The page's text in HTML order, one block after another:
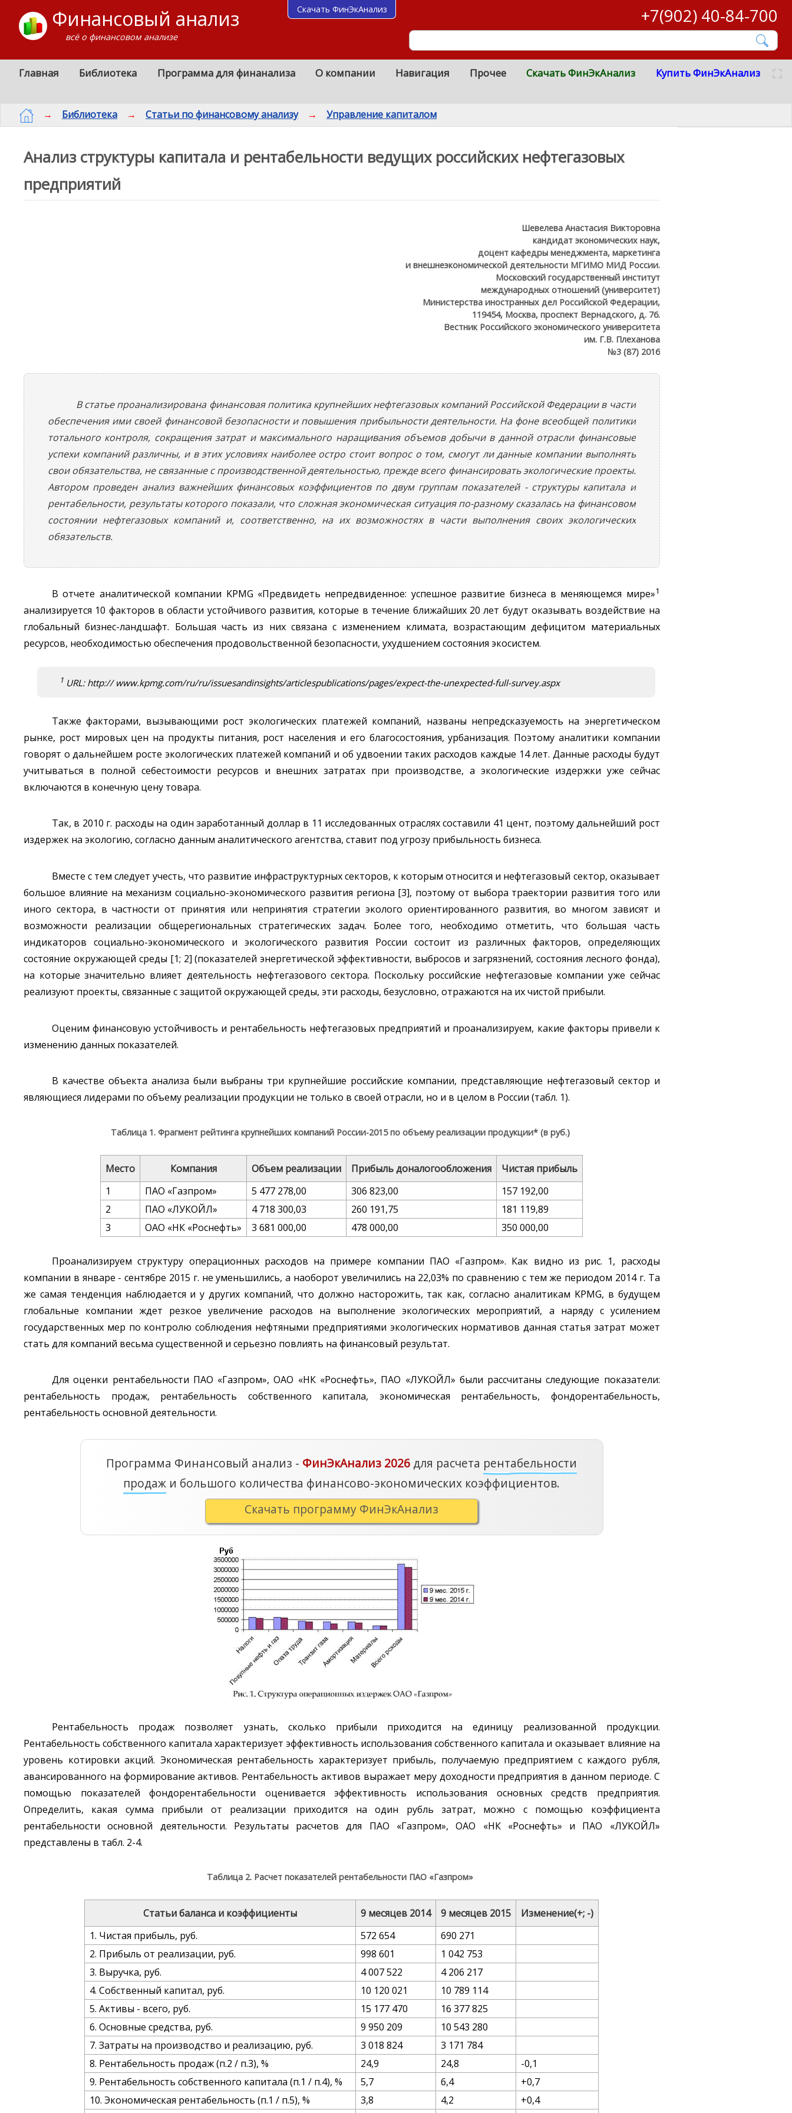
Финансовый анализ
всё о финансовом анализе
+7(902) 40-84-700
Главная Библиотека Программа для финанализа О компании Навигация Прочее Скачать ФинЭкАнализ Купить ФинЭкАнализ
→ Библиотека → Статьи по финансовому анализу → Управление капиталом
Анализ структуры капитала и рентабельности ведущих российских нефтегазовых
предприятий
Шевелева Анастасия Викторовна
кандидат экономических наук,
доцент кафедры менеджмента, маркетинга
и внешнеэкономической деятельности МГИМО МИД России.
Московский государственный институт
международных отношений (университет)
Министерства иностранных дел Российской Федерации,
119454, Москва, проспект Вернадского, д. 76.
Вестник Российского экономического университета
им. Г.В. Плеханова
№3 (87) 2016
В статье проанализирована финансовая политика крупнейших нефтегазовых компаний Российской Федерации в части
обеспечения ими своей финансовой безопасности и повышения прибыльности деятельности. На фоне всеобщей политики
тотального контроля, сокращения затрат и максимального наращивания объемов добычи в данной отрасли финансовые
успехи компаний различны, и в этих условиях наиболее остро стоит вопрос о том, смогут ли данные компании выполнять
свои обязательства, не связанные с производственной деятельностью, прежде всего финансировать экологические проекты.
Автором проведен анализ важнейших финансовых коэффициентов по двум группам показателей - структуры капитала и
рентабельности, результаты которого показали, что сложная экономическая ситуация по-разному сказалась на финансовом
состоянии нефтегазовых компаний и, соответственно, на их возможностях в части выполнения своих экологических
обязательств.
В отчете аналитической компании KPMG «Предвидеть непредвиденное: успешное развитие бизнеса в меняющемся мире»1
анализируется 10 факторов в области устойчивого развития, которые в течение ближайших 20 лет будут оказывать воздействие на
глобальный бизнес-ландшафт. Большая часть из них связана с изменением климата, возрастающим дефицитом материальных
ресурсов, необходимостью обеспечения продовольственной безопасности, ухудшением состояния экосистем.
1URL: http:// www.kpmg.com/ru/ru/issuesandinsights/articlespublications/pages/expect-the-unexpected-full-survey.aspx
Также факторами, вызывающими рост экологических платежей компаний, названы непредсказуемость на энергетическом
рынке, рост мировых цен на продукты питания, рост населения и его благосостояния, урбанизация. Поэтому аналитики компании
говорят о дальнейшем росте экологических платежей компаний и об удвоении таких расходов каждые 14 лет. Данные расходы будут
учитываться в полной себестоимости ресурсов и внешних затратах при производстве, а экологические издержки уже сейчас
включаются в конечную цену товара.
Так, в 2010 г. расходы на один заработанный доллар в 11 исследованных отраслях составили 41 цент, поэтому дальнейший рост
издержек на экологию, согласно данным аналитического агентства, ставит под угрозу прибыльность бизнеса.
Вместе с тем следует учесть, что развитие инфраструктурных секторов, к которым относится и нефтегазовый сектор, оказывает
большое влияние на механизм социально-экономического развития региона [3], поэтому от выбора траектории развития того или
иного сектора, в частности от принятия или непринятия стратегии эколого ориентированного развития, во многом зависят и
возможности реализации общерегиональных стратегических задач. Более того, необходимо отметить, что большая часть
индикаторов социально-экономического и экологического развития России состоит из различных факторов, определяющих
состояние окружающей среды [1; 2] (показателей энергетической эффективности, выбросов и загрязнений, состояния лесного фонда),
на которые значительно влияет деятельность нефтегазового сектора. Поскольку российские нефтегазовые компании уже сейчас
реализуют проекты, связанные с защитой окружающей среды, эти расходы, безусловно, отражаются на их чистой прибыли.
Оценим финансовую устойчивость и рентабельность нефтегазовых предприятий и проанализируем, какие факторы привели к
изменению данных показателей.
В качестве объекта анализа были выбраны три крупнейшие российские компании, представляющие нефтегазовый сектор и
являющиеся лидерами по объему реализации продукции не только в своей отрасли, но и в целом в России (табл. 1).
Таблица 1. Фрагмент рейтинга крупнейших компаний России-2015 по объему реализации продукции* (в руб.)
Место Компания Объем реализации Прибыль доналогообложения
Чистая прибыль
1
ПАО «Газпром» 5 477 278,00 306 823,00
157 192,00
2
ПАО «ЛУКОЙЛ» 4 718 300,03 260 191,75
181 119,89
3
ОАО «НК «Роснефть» 3 681 000,00 478 000,00 350 000,00
Проанализируем структуру операционных расходов на примере компании ПАО «Газпром». Как видно из рис. 1, расходы
компании в январе - сентябре 2015 г. не уменьшились, а наоборот увеличились на 22,03% по сравнению с тем же периодом 2014 г. Та
же самая тенденция наблюдается и у других компаний, что должно насторожить, так как, согласно аналитикам KPMG, в будущем
глобальные компании ждет резкое увеличение расходов на выполнение экологических мероприятий, а наряду с усилением
государственных мер по контролю соблюдения нефтяными предприятиями экологических нормативов данная статья затрат может
стать для компаний весьма существенной и серьезно повлиять на финансовый результат.
Для оценки рентабельности ПАО «Газпром», ОАО «НК «Роснефть», ПАО «ЛУКОЙЛ» были рассчитаны следующие показатели:
рентабельность продаж, рентабельность собственного капитала, экономическая рентабельность, фондорентабельность,
рентабельность основной деятельности.
Программа Финансовый анализ - ФинЭкАнализ 2026 для расчета рентабельности
продаж и большого количества финансово-экономических коэффициентов.
Скачать программу ФинЭкАнализ
Рентабельность продаж позволяет узнать, сколько прибыли приходится на единицу реализованной продукции.
Рентабельность собственного капитала характеризует эффективность использования собственного капитала и оказывает влияние на
уровень котировки акций. Экономическая рентабельность характеризует прибыль, получаемую предприятием с каждого рубля,
авансированного на формирование активов. Рентабельность активов выражает меру доходности предприятия в данном периоде. С
помощью показателей фондорентабельности оценивается эффективность использования основных средств предприятия.
Определить, какая сумма прибыли от реализации приходится на один рубль затрат, можно с помощью коэффициента
рентабельности основной деятельности. Результаты расчетов для ПАО «Газпром», ОАО «НК «Роснефть» и ПАО «ЛУКОЙЛ»
представлены в табл. 2-4.
Таблица 2. Расчет показателей рентабельности ПАО «Газпром»
Статьи баланса и коэффициенты 9 месяцев 2014 9 месяцев 2015
Изменение(+; -)
1. Чистая прибыль, руб.
572 654
690 271
2. Прибыль от реализации, руб.
998 601
1 042 753
3. Выручка, руб.
4 007 522
4 206 217
4. Собственный капитал, руб.
10 120 021
10 789 114
5. Активы - всего, руб.
15 177 470
16 377 825
6. Основные средства, руб.
9 950 209
10 543 280
7. Затраты на производство и реализацию, руб.
3 018 824
3 171 784
8. Рентабельность продаж (п.2 / п.3), %
24,9 24,8
-0,1
9. Рентабельность собственного капитала (п.1 / п.4), %
5,7 6,4
+0,7
10. Экономическая рентабельность (п.1 / п.5), %
3,8 4,2
+0,4
Скачать ФинЭкАнализ